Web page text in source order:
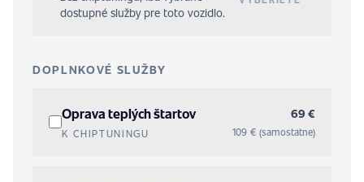
dostupné služby pre toto vozidlo.
DOPLNKOVÉ SLUŽBY
Oprava teplých štartov
K CHIPTUNINGU
69 €
109 € (samostatne)